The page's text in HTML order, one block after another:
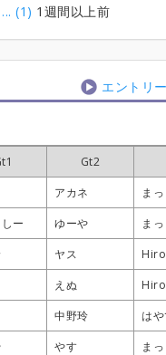
(1) 1週間以上前
エントリ
Gt2
アカネ まっ
ー ゆーや まっ
ヤス
えぬ
中野玲 はや
やす まっ
Gt2
アカネ まっ
ー ゆーや まっ
ヤス
えぬ
中野玲 はや
やす まっ
Gt2
アカネ まっ
ー ゆーや まっ
ヤス
えぬ
中野玲 はや
やす まっ
Gt2
アカネ まっ
ー ゆーや まっ
ヤス
えぬ
中野玲 はや
やす まっ